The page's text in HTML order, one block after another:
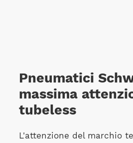
Pneumatici
massima
tubeless
L'attenzione del marchio